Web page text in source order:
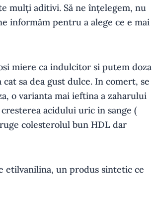
mulți aditivi. Să ne înțelegem, nu
informăm pentru a alege ce e mai
miere ca indulcitor si putem doza
sa dea gust dulce. In comert, se
o varianta mai ieftina a zaharului
acidului uric in sange (
colesterolul bun HDL dar
etilvanilina, un produs sintetic ce